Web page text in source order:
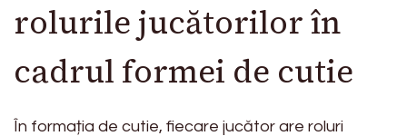
rolurile jucătorilor în
cadrul formei de cutie
În formația de cutie, fiecare jucător are roluri